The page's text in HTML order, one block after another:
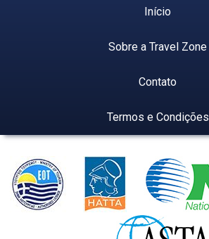
Início
Sobre a Travel Zone
Contato
Termos e Condições